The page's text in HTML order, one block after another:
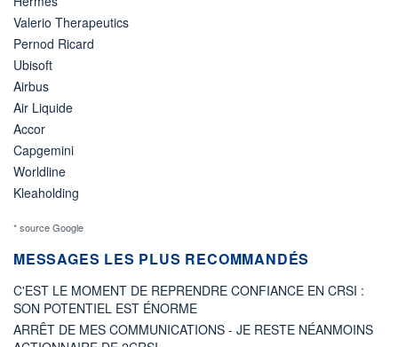
Valerio Therapeutics
Pernod Ricard
Ubisoft
Airbus
Air Liquide
Accor
Capgemini
Worldline
Kleaholding
* source Google
MESSAGES LES PLUS RECOMMANDÉS
C'EST LE MOMENT DE REPRENDRE CONFIANCE EN CRSI :
SON POTENTIEL EST ÉNORME
ARRÊT DE MES COMMUNICATIONS - JE RESTE NÉANMOINS